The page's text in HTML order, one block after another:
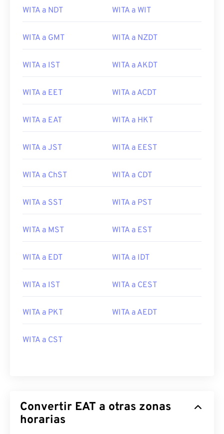
WITA a NDT WITA a WIT
WITA a GMT WITA a NZDT
WITA a IST WITA a AKDT
WITA a EET WITA a ACDT
WITA a EAT WITA a HKT
WITA a JST WITA a EEST
WITA a ChST WITA a CDT
WITA a SST WITA a PST
WITA a MST WITA a EST
WITA a EDT WITA a IDT
WITA a IST WITA a CEST
WITA a PKT WITA a AEDT
WITA a CST
Convertir EAT a otras zonas
horarias